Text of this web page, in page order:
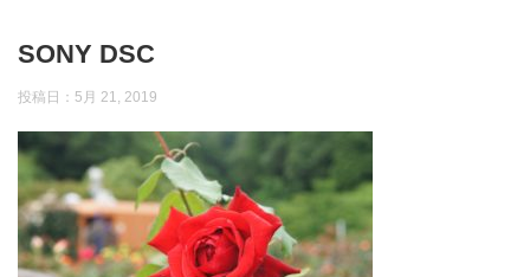
SONY DSC
投稿日： 5月 21, 2019